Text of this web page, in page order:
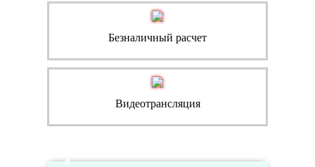
Безналичный расчет
Видеотрансляция